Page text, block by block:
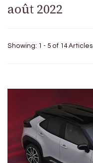
août 2022
Showing: 1 - 5 of 14 Articles